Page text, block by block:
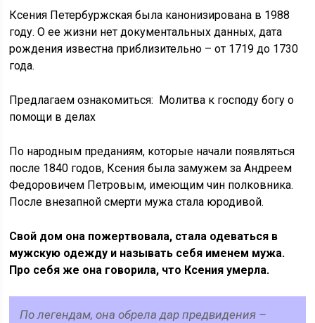
Ксения Петербуржская была канонизирована в 1988
году. О ее жизни нет документальных данных, дата
рождения известна приблизительно – от 1719 до 1730
года.
Предлагаем ознакомиться: Молитва к господу богу о
помощи в делах
По народным преданиям, которые начали появляться
после 1840 годов, Ксения была замужем за Андреем
Федоровичем Петровым, имеющим чин полковника.
После внезапной смерти мужа стала юродивой.
Свой дом она пожертвовала, стала одеваться в
мужскую одежду и называть себя именем мужа.
Про себя же она говорила, что Ксения умерла.
По легендам, она обрела дар предвидения –